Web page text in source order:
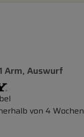
Arm, Auswurf
von 4 Wochen